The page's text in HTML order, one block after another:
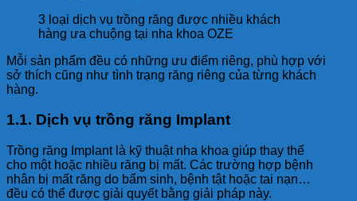
3 loại dịch vụ trồng răng được nhiều khách
hàng ưa chuộng tại nha khoa OZE
Mỗi sản phẩm đều có những ưu điểm riêng, phù hợp với
sở thích cũng như tình trạng răng riêng của từng khách
hàng.
1.1. Dịch vụ trồng răng Implant
Trồng răng Implant là kỹ thuật nha khoa giúp thay thế
cho một hoặc nhiều răng bị mất. Các trường hợp bệnh
nhân bị mất răng do bẩm sinh, bệnh tật hoặc tai nạn…
đều có thể được giải quyết bằng giải pháp này.